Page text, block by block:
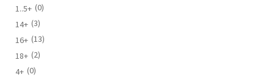
1..5+ (0)
14+ (3)
16+ (13)
18+ (2)
4+ (0)